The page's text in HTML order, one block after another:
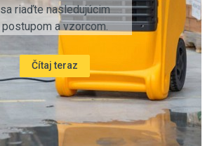
sa riaďte nasledujúcim
postupom a vzorcom.
Čítaj teraz